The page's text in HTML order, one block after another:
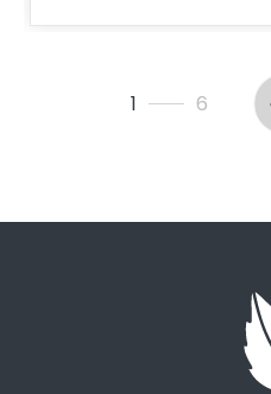
1 6